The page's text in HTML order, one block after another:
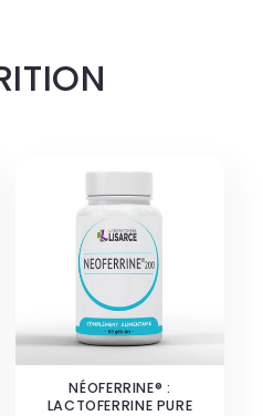
NÉOFERRINE® :
LACTOFERRINE PURE